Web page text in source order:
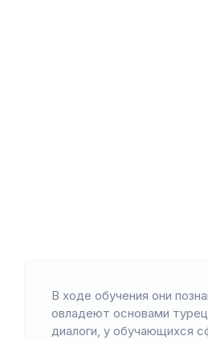
В ходе обучения они
овладеют основами
диалоги, у обучающихся